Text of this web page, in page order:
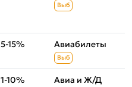
Выб
5-15% Авиабилеты
Выб
1-10%
Авиа и Ж/Д